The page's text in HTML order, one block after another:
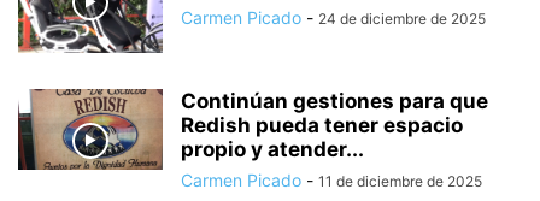
Carmen Picado - 24 de diciembre de 2025
Continúan gestiones para que
Redish pueda tener espacio
propio y atender...
Carmen Picado - 11 de diciembre de 2025